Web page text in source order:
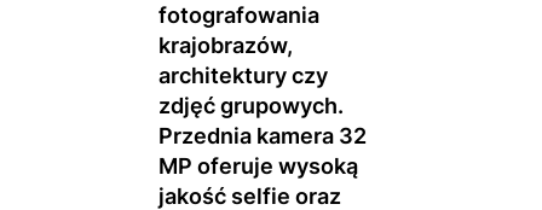
fotografowania
krajobrazów,
architektury czy
zdjęć grupowych.
Przednia kamera 32
MP oferuje wysoką
jakość selfie oraz